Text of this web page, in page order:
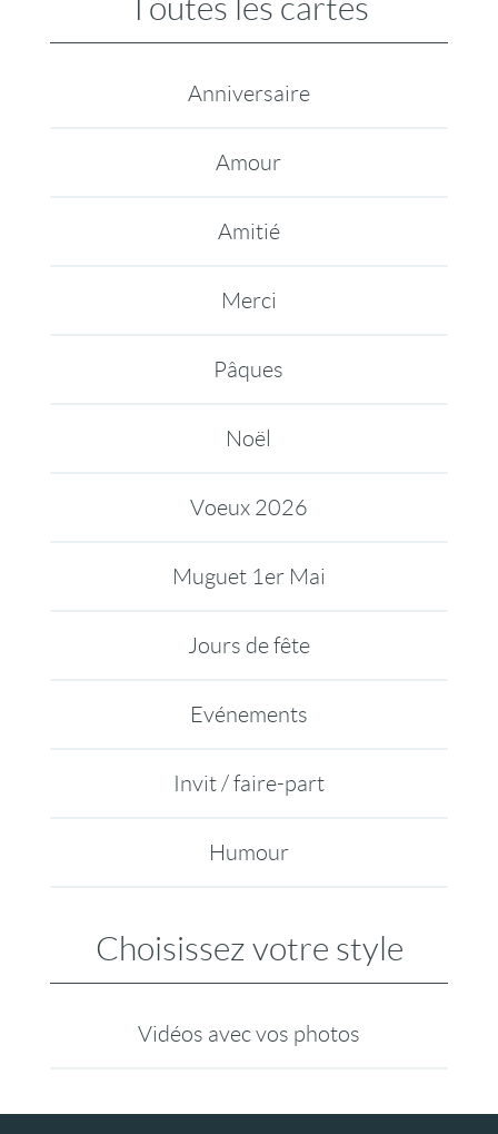
Toutes les cartes
Anniversaire
Amour
Amitié
Merci
Pâques
Noël
Voeux 2026
Muguet 1er Mai
Jours de fête
Evénements
Invit / faire-part
Humour
Choisissez votre style
Vidéos avec vos photos